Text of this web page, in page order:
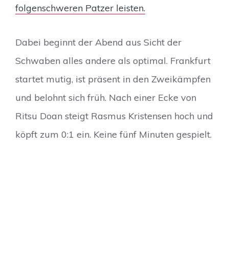
folgenschweren Patzer leisten.
Dabei beginnt der Abend aus Sicht der
Schwaben alles andere als optimal. Frankfurt
startet mutig, ist präsent in den Zweikämpfen
und belohnt sich früh. Nach einer Ecke von
Ritsu Doan steigt Rasmus Kristensen hoch und
köpft zum 0:1 ein. Keine fünf Minuten gespielt.